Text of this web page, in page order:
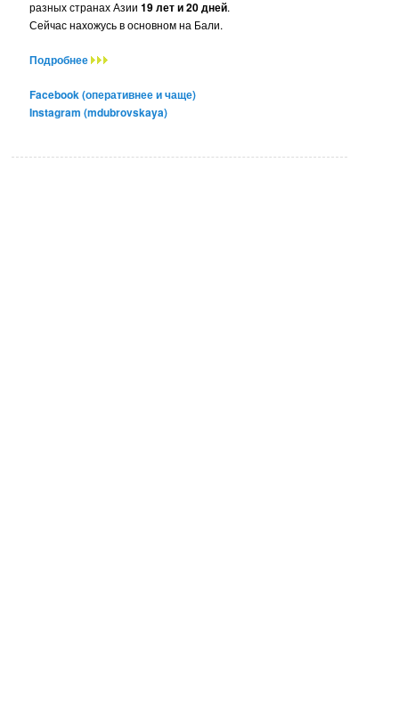
разных странах Азии19 лет и 20 дней.
Сейчас нахожусь в основном на Бали.
Подробнее
Facebook (оперативнее и чаще)
Instagram (mdubrovskaya)